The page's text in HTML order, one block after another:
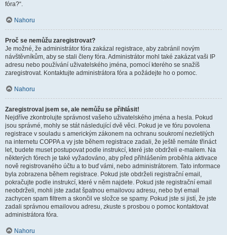
fóra?“.
Nahoru
Proč se nemůžu zaregistrovat?
Je možné, že administrátor fóra zakázal registrace, aby zabránil novým
návštěvníkům, aby se stali členy fóra. Administrátor mohl také zakázat vaši IP
adresu nebo používání uživatelského jména, pomocí kterého se snažíš
zaregistrovat. Kontaktujte administrátora fóra a požádejte ho o pomoc.
Nahoru
Zaregistroval jsem se, ale nemůžu se přihlásit!
Nejdříve zkontrolujte správnost vašeho uživatelského jména a hesla. Pokud
jsou správné, mohly se stát následující dvě věci. Pokud je ve fóru povolena
registrace v souladu s americkým zákonem na ochranu soukromí nezletilých
na internetu COPPA a vy jste během registrace zadali, že ještě nemáte třináct
let, budete muset postupovat podle instrukcí, které jste obdrželi e-mailem. Na
některých fórech je také vyžadováno, aby před přihlášením proběhla aktivace
nově registrovaného účtu a to buď vámi, nebo administrátorem. Tato informace
byla zobrazena během registrace. Pokud jste obdrželi registrační email,
pokračujte podle instrukcí, které v něm najdete. Pokud jste registrační email
neobdrželi, mohli jste zadat špatnou emailovou adresu, nebo byl email
zachycen spam filtrem a skončil ve složce se spamy. Pokud jste si jistí, že jste
zadali správnou emailovou adresu, zkuste s prosbou o pomoc kontaktovat
administrátora fóra.
Nahoru